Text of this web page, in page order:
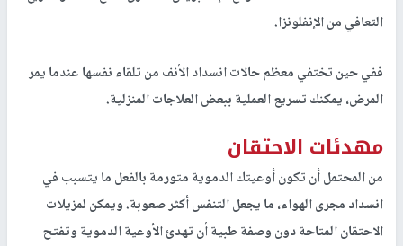
التعافي من الإنفلونزا.
ففي حين تختفي معظم حالات انسداد الأنف من تلقاء نفسها عندما يمر
المرض، يمكنك تسريع العملية ببعض العلاجات المنزلية.
مهدئات الاحتقان
من المحتمل أن تكون أوعيتك الدموية متورمة بالفعل ما يتسبب في
انسداد مجرى الهواء، ما يجعل التنفس أكثر صعوبة. ويمكن لمزيلات
الاحتقان المتاحة دون وصفة طبية أن تهدئ الأوعية الدموية وتفتح